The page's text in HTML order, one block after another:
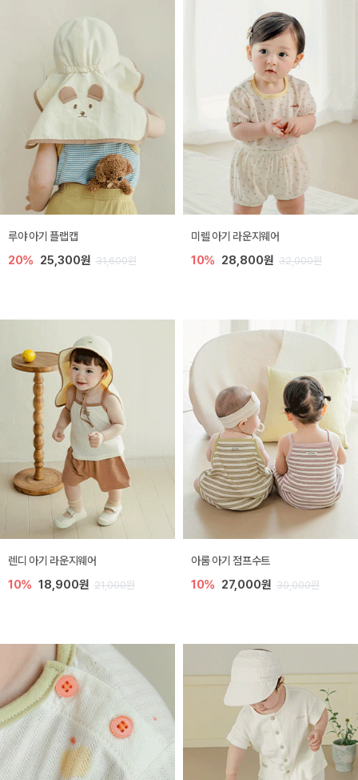
루야 아기 플랩캡
20% 25,300원 31,600원
미렐 아기 라운지웨어
10% 28,800원 32,000원
렌디 아기 라운지웨어
10% 18,900원 21,000원
아롬 아기 점프수트
10% 27,000원 30,000원